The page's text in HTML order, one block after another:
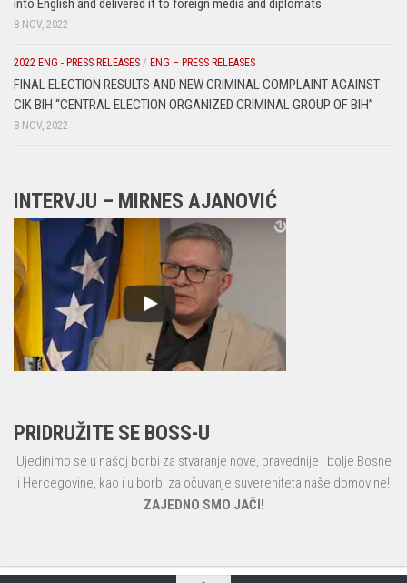
into English and delivered it to foreign media and diplomats
8 NOV, 2022
2022 ENG - PRESS RELEASES / ENG – PRESS RELEASES
FINAL ELECTION RESULTS AND NEW CRIMINAL COMPLAINT AGAINST
CIK BIH “CENTRAL ELECTION ORGANIZED CRIMINAL GROUP OF BIH”
8 NOV, 2022
INTERVJU – MIRNES AJANOVIĆ
PRIDRUŽITE SE BOSS-U
Ujedinimo se u našoj borbi za stvaranje nove, pravednije i bolje Bosne
i Hercegovine, kao i u borbi za očuvanje suvereniteta naše domovine!
ZAJEDNO SMO JAČI!